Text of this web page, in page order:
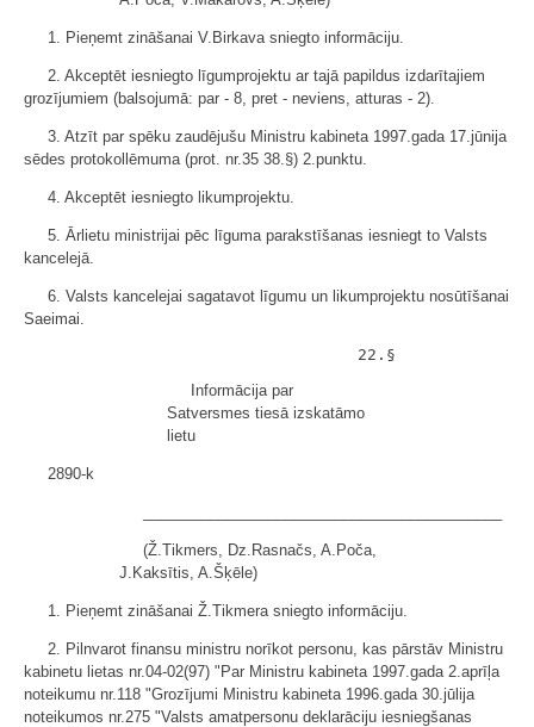
1. Pieņemt zināšanai V.Birkava sniegto informāciju.
2. Akceptēt iesniegto līgumprojektu ar tajā papildus izdarītajiem
grozījumiem (balsojumā: par - 8, pret - neviens, atturas - 2).
3. Atzīt par spēku zaudējušu Ministru kabineta 1997.gada 17.jūnija
sēdes protokollēmuma (prot. nr.35 38.§) 2.punktu.
4. Akceptēt iesniegto likumprojektu.
5. Ārlietu ministrijai pēc līguma parakstīšanas iesniegt to Valsts
kancelejā.
6. Valsts kancelejai sagatavot līgumu un likumprojektu nosūtīšanai
Saeimai.
Informācija par
Satversmes tiesā izskatāmo
lietu
2890-k
(Ž.Tikmers, Dz.Rasnačs, A.Poča,
J.Kaksītis, A.Šķēle)
1. Pieņemt zināšanai Ž.Tikmera sniegto informāciju.
2. Pilnvarot finansu ministru norīkot personu, kas pārstāv Ministru
kabinetu lietas nr.04-02(97) "Par Ministru kabineta 1997.gada 2.aprīļa
noteikumu nr.118 "Grozījumi Ministru kabineta 1996.gada 30.jūlija
noteikumos nr.275 "Valsts amatpersonu deklarāciju iesniegšanas